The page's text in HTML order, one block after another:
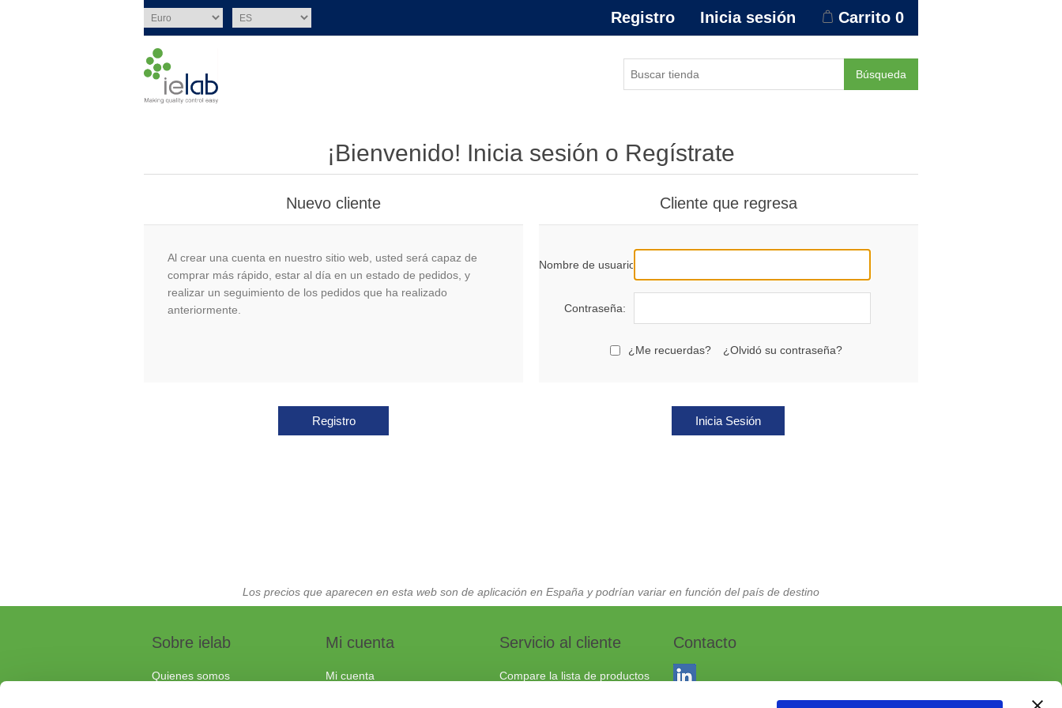
Registro Inicia sesión Carrito 0
Búsqueda
¡Bienvenido! Inicia sesión o Regístrate
Nuevo cliente
Al crear una cuenta en nuestro sitio web, usted será capaz de
comprar más rápido, estar al día en un estado de pedidos, y
realizar un seguimiento de los pedidos que ha realizado
anteriormente.
Registro
Cliente que regresa
Nombre de usuario:
Contraseña:
¿Me recuerdas? ¿Olvidó su contraseña?
Inicia Sesión
Los precios que aparecen en esta web son de aplicación en España y podrían variar en función del país de destino
Sobre ielab
Quienes somos
Mi cuenta
Mi cuenta
Servicio al cliente
Compare la lista de productos
Contacto